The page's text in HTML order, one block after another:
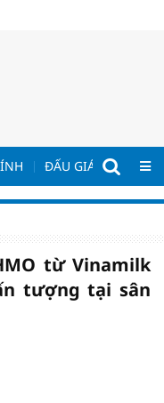
ĐẤU GIÁ - ĐẤU
từ Vinamilk
tượng tại sân